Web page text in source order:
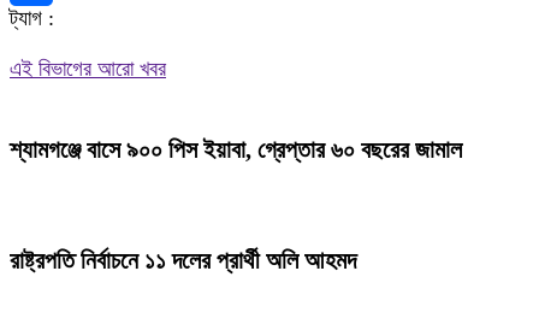
Share
ট্যাগ :
এই বিভাগের আরো খবর
শ্যামগঞ্জে বাসে ৯০০ পিস ইয়াবা, গ্রেপ্তার ৬০ বছরের জামাল
রাষ্ট্রপতি নির্বাচনে ১১ দলের প্রার্থী অলি আহমদ